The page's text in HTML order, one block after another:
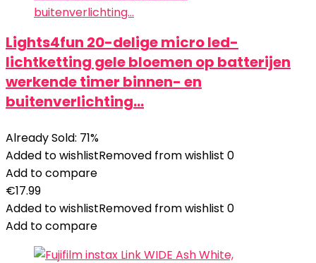
Lights4fun 20-delige micro led-
lichtketting gele bloemen op batterijen
werkende timer binnen- en
buitenverlichting…
Already Sold: 71%
Added to wishlistRemoved from wishlist 0
Add to compare
€17.99
Added to wishlistRemoved from wishlist 0
Add to compare